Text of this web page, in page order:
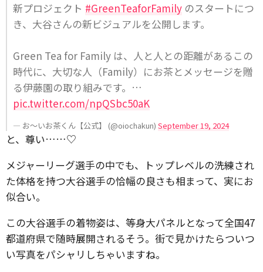
新プロジェクト #GreenTeaforFamily のスタートにつ
き、大谷さんの新ビジュアルを公開します。
Green Tea for Family は、人と人との距離があるこの
時代に、大切な人（Family）にお茶とメッセージを贈
る伊藤園の取り組みです。…
pic.twitter.com/npQSbc50aK
— お〜いお茶くん【公式】 (@oiochakun) September 19, 2024
と、尊い……♡
メジャーリーグ選手の中でも、トップレベルの洗練され
た体格を持つ大谷選手の恰幅の良さも相まって、実にお
似合い。
この大谷選手の着物姿は、等身大パネルとなって全国47
都道府県で随時展開されるそう。街で見かけたらついつ
い写真をパシャリしちゃいますね。